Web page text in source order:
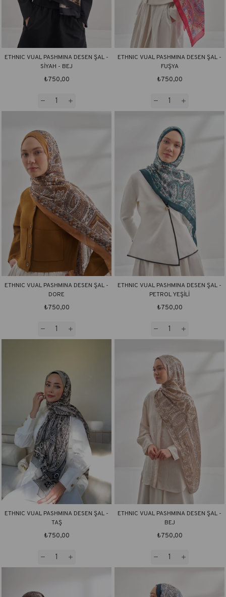
ETHNIC VUAL PASHMINA DESEN ŞAL -
SİYAH - BEJ
₺750,00
ETHNIC VUAL PASHMINA DESEN ŞAL -
FUŞYA
₺750,00
ETHNIC VUAL PASHMINA DESEN ŞAL -
DORE
₺750,00
ETHNIC VUAL PASHMINA DESEN ŞAL -
PETROL YEŞİLİ
₺750,00
ETHNIC VUAL PASHMINA DESEN ŞAL -
TAŞ
₺750,00
ETHNIC VUAL PASHMINA DESEN ŞAL -
BEJ
₺750,00